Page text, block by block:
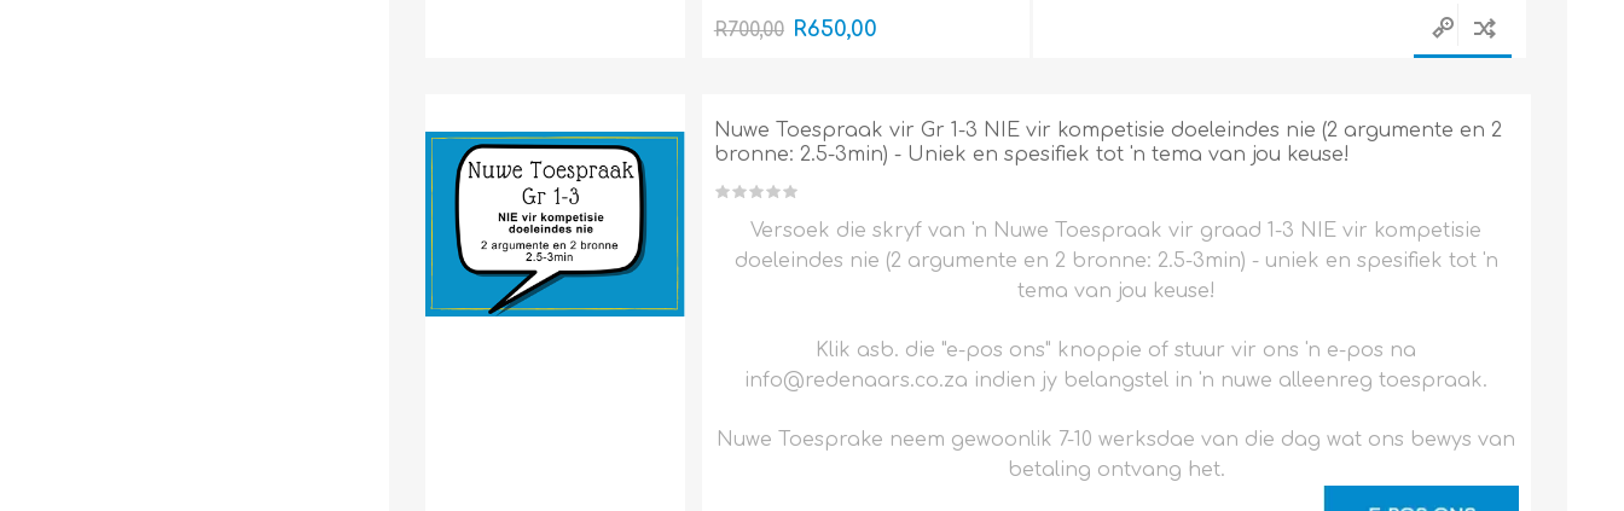
R700,00 R650,00
Nuwe Toespraak vir Gr 1-3 NIE vir kompetisie doeleindes nie (2 argumente en 2
bronne: 2.5-3min) - Uniek en spesifiek tot 'n tema van jou keuse!
Versoek die skryf van 'n Nuwe Toespraak vir graad 1-3 NIE vir kompetisie
doeleindes nie (2 argumente en 2 bronne: 2.5-3min) - uniek en spesifiek tot 'n
tema van jou keuse!
Klik asb. die "e-pos ons" knoppie of stuur vir ons 'n e-pos na
info@redenaars.co.za indien jy belangstel in 'n nuwe alleenreg toespraak.
Nuwe Toesprake neem gewoonlik 7-10 werksdae van die dag wat ons bewys van
betaling ontvang het.